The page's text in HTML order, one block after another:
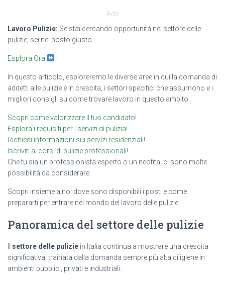
Ads
Lavoro Pulizie: Se stai cercando opportunità nel settore delle
pulizie, sei nel posto giusto.
Esplora Ora
In questo articolo, esploreremo le diverse aree in cui la domanda di
addetti alle pulizie è in crescita, i settori specifici che assumono e i
migliori consigli su come trovare lavoro in questo ambito.
Scopri come valorizzare il tuo candidato!
Esplora i requisiti per i servizi di pulizia!
Richiedi informazioni sui servizi residenziali!
Iscriviti ai corsi di pulizie professionali!
Che tu sia un professionista esperto o un neofita, ci sono molte
possibilità da considerare.
Scopri insieme a noi dove sono disponibili i posti e come
prepararti per entrare nel mondo del lavoro delle pulizie.
Panoramica del settore delle pulizie
settore delle pulizie in Italia continua a mostrare una crescita
significativa, trainata dalla domanda sempre più alta di igiene in
ambienti pubblici, privati e industriali.